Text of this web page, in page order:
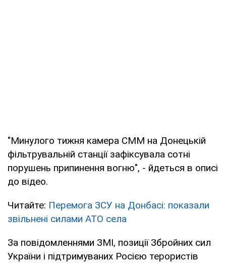
"Минулого тижня камера СММ на Донецькій
фільтрувальній станції зафіксувала сотні
порушень припинення вогню", - йдеться в описі
до відео.
Читайте: Перемога ЗСУ на Донбасі: показали
звільнені силами АТО села
За повідомленнями ЗМІ, позиції Збройних сил
України і підтримуваних Росією терористів